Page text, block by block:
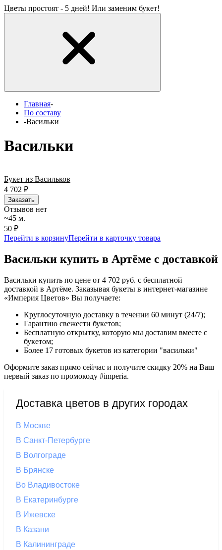
Цветы простоят - 5 дней! Или заменим букет!
Главная-
По составу
-Васильки
Васильки
Букет из Васильков
4 702 ₽
Заказать
Отзывов нет
~45 м.
50 ₽
Перейти в корзинуПерейти в карточку товара
Васильки купить в Артёме с доставкой
Васильки купить по цене от 4 702 руб. с бесплатной
доставкой в Артёме. Заказывая букеты в интернет-магазине
«Империя Цветов» Вы получаете:
Круглосуточную доставку в течении 60 минут (24/7);
Гарантию свежести букетов;
Бесплатную открытку, которую мы доставим вместе с
букетом;
Более 17 готовых букетов из категории "васильки"
Оформите заказ прямо сейчас и получите скидку 20% на Ваш
первый заказ по промокоду #imperia.
Доставка цветов в других городах
В Москве
В Санкт-Петербурге
В Волгограде
В Брянске
Во Владивостоке
В Екатеринбурге
В Ижевске
В Казани
В Калининграде